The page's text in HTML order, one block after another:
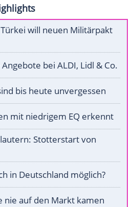
will neuen Militärpakt
bei ALDI, Lidl & Co.
bis heute unvergessen
mit niedrigem EQ erkennt
Stotterstart von
in Deutschland möglich?
nie auf den Markt kamen